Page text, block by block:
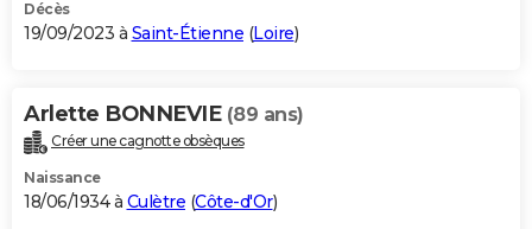
Décès
19/09/2023 à Saint-Étienne (Loire)
Arlette BONNEVIE (89 ans)
Créer une cagnotte obsèques
Naissance
18/06/1934 à Culètre (Côte-d'Or)